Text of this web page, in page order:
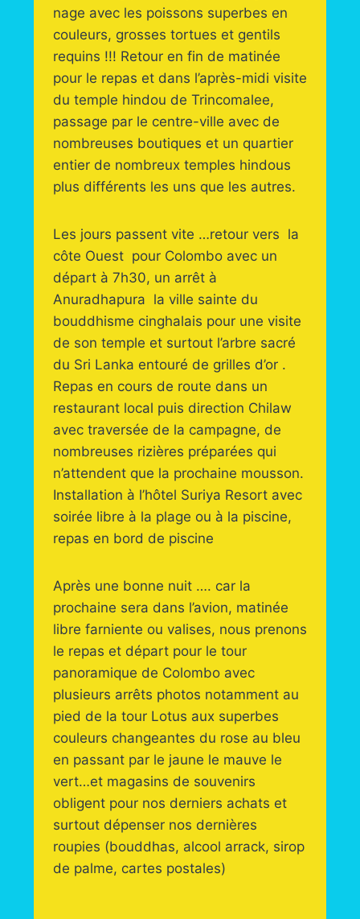
nage avec les poissons superbes en
couleurs, grosses tortues et gentils
requins !!! Retour en fin de matinée
pour le repas et dans l’après-midi visite
du temple hindou de Trincomalee,
passage par le centre-ville avec de
nombreuses boutiques et un quartier
entier de nombreux temples hindous
plus différents les uns que les autres.
Les jours passent vite …retour vers la
côte Ouest pour Colombo avec un
départ à 7h30, un arrêt à
Anuradhapura la ville sainte du
bouddhisme cinghalais pour une visite
de son temple et surtout l’arbre sacré
du Sri Lanka entouré de grilles d’or .
Repas en cours de route dans un
restaurant local puis direction Chilaw
avec traversée de la campagne, de
nombreuses rizières préparées qui
n’attendent que la prochaine mousson.
Installation à l’hôtel Suriya Resort avec
soirée libre à la plage ou à la piscine,
repas en bord de piscine
Après une bonne nuit …. car la
prochaine sera dans l’avion, matinée
libre farniente ou valises, nous prenons
le repas et départ pour le tour
panoramique de Colombo avec
plusieurs arrêts photos notamment au
pied de la tour Lotus aux superbes
couleurs changeantes du rose au bleu
en passant par le jaune le mauve le
vert…et magasins de souvenirs
obligent pour nos derniers achats et
surtout dépenser nos dernières
roupies (bouddhas, alcool arrack, sirop
de palme, cartes postales)